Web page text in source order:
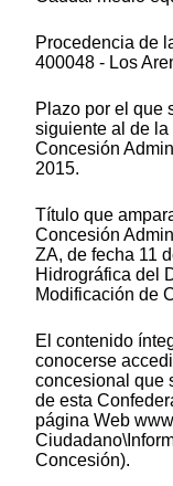
Procedencia de
400048 - Los
Plazo por el que
siguiente al de
Concesión
2015.
Título que
Concesión
ZA, de fecha 11
Hidrográfica del
Modificación de
El contenido
conocerse
concesional que
de esta
página Web
Concesión).